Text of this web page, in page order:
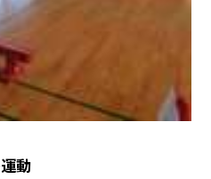
運動